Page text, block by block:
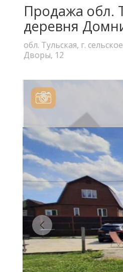
Продажа обл.
деревня
обл. Тульская, г.
Дворы, 12